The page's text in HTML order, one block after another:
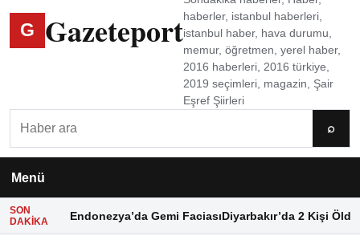
G Gazeteporthaberler, istanbul haberleri,
istanbul haber, hava durumu,
memur, öğretmen, yerel haber,
2016 haberleri, 2016 türkiye,
2019 seçimleri, magazin, Şair
Eşref Şiirleri
⌕
Menü
SON
DAKIKA
Endonezya’da Gemi FaciasıDiyarbakır’da 2 Kişi Öldü